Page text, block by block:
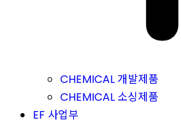
CHEMICAL 개발제품
CHEMICAL 소싱제품
EF 사업부